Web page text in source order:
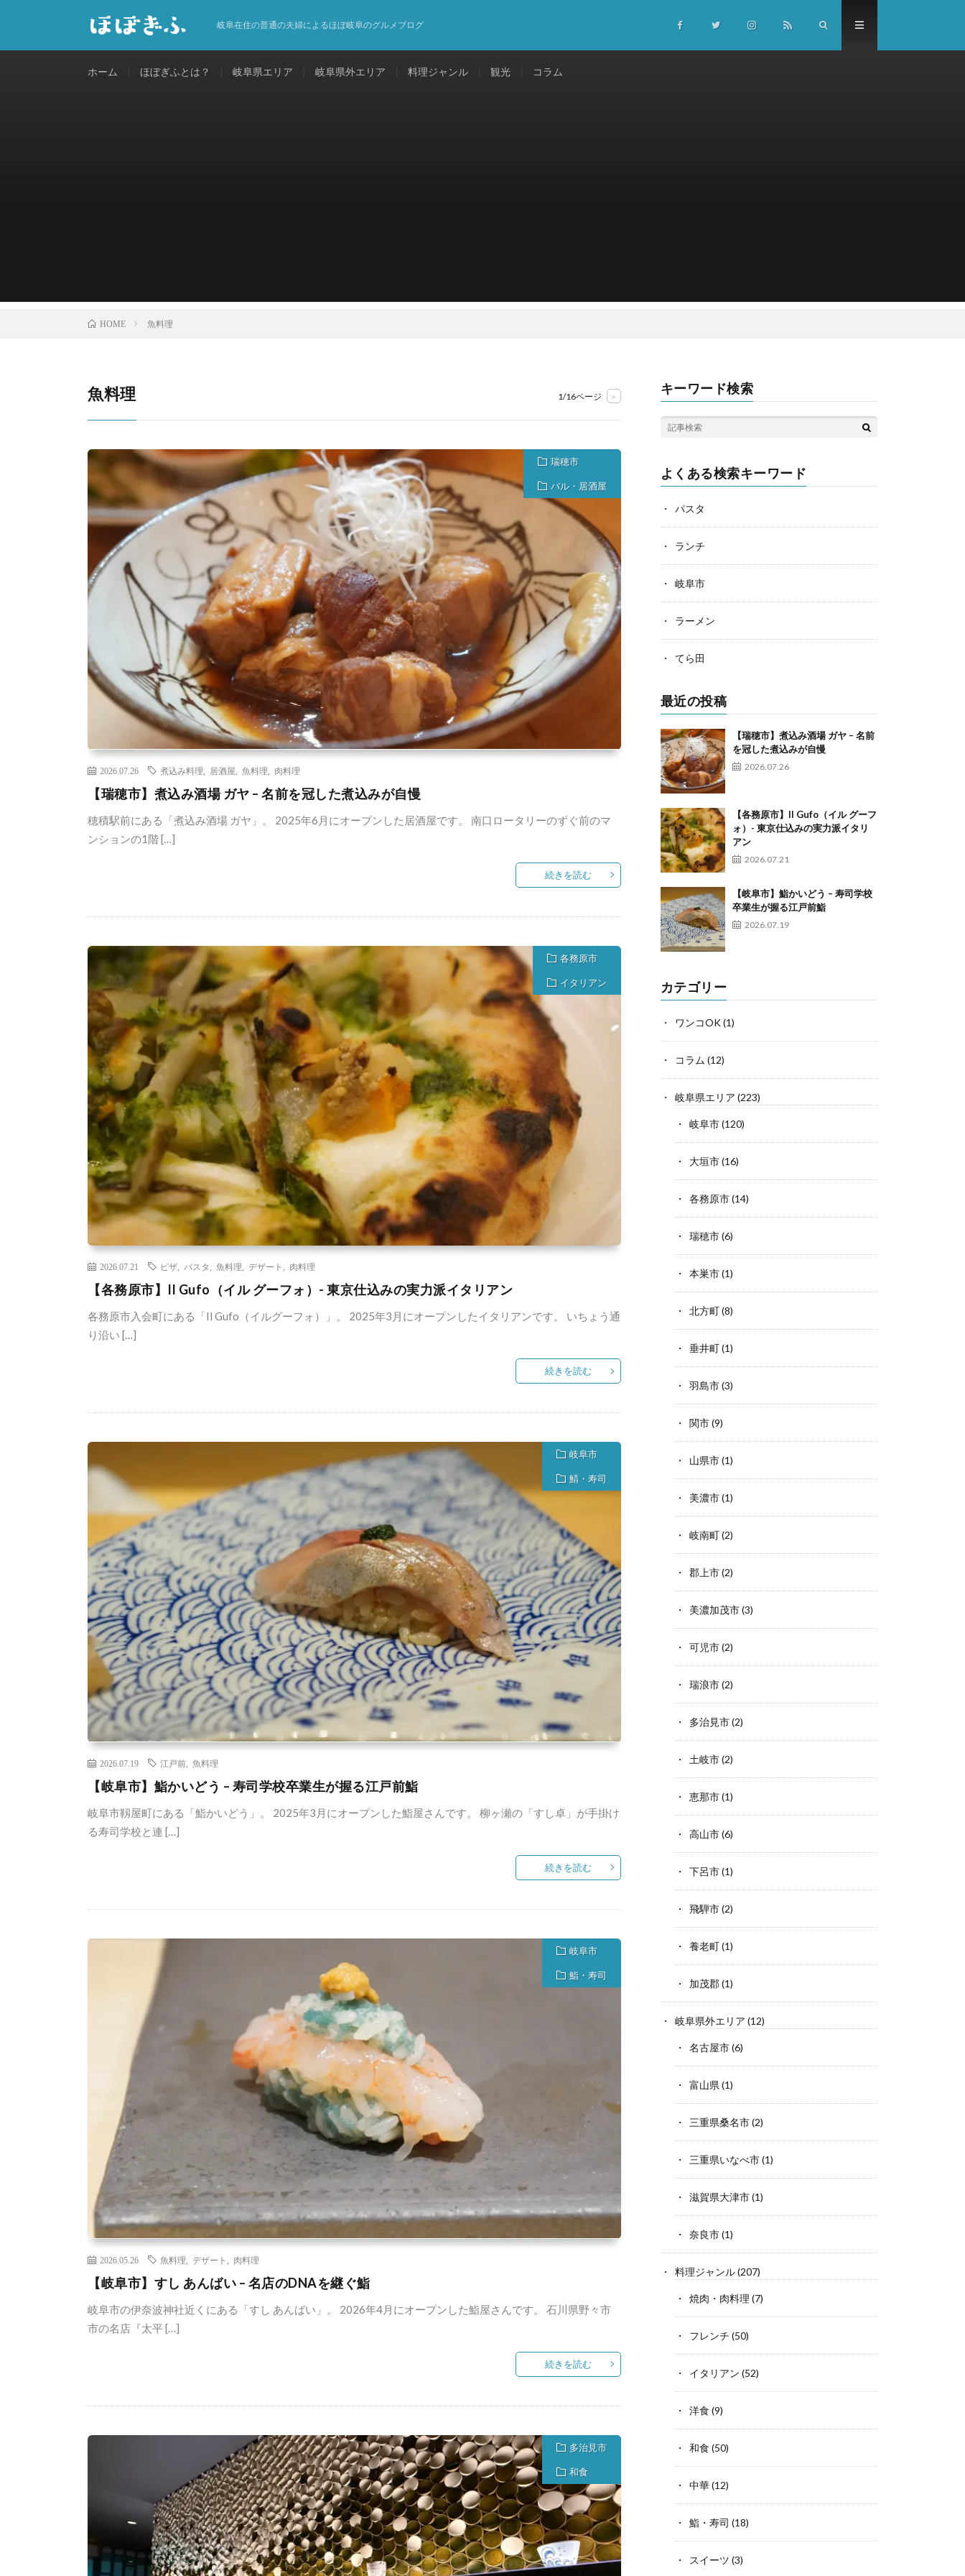
岐阜在住の普通の夫婦によるほぼ岐阜のグルメブログ
ホーム ほぼぎふとは？ 岐阜県エリア 岐阜県外エリア 料理ジャンル 観光 コラム
HOME 魚料理
魚料理 1/16ページ >
瑞穂市
バル・居酒屋
2026.07.26 煮込み料理 居酒屋 魚料理 肉料理
【瑞穂市】煮込み酒場 ガヤ – 名前を冠した煮込みが自慢
穂積駅前にある「煮込み酒場 ガヤ」。 2025年6月にオープンした居酒屋です。 南口ロータリーのずぐ前のマ
ンションの1階 […]
続きを読む
各務原市
イタリアン
2026.07.21 ピザ パスタ 魚料理 デザート 肉料理
【各務原市】Il Gufo（イル グーフォ）- 東京仕込みの実力派イタリアン
各務原市入会町にある「Il Gufo（イルグーフォ）」。 2025年3月にオープンしたイタリアンです。 いちょう通
り沿い […]
続きを読む
岐阜市
鯖・寿司
2026.07.19 江戸前 魚料理
【岐阜市】鮨かいどう – 寿司学校卒業生が握る江戸前鮨
岐阜市靱屋町にある「鮨かいどう」。 2025年3月にオープンした鮨屋さんです。 柳ヶ瀬の「すし卓」が手掛け
る寿司学校と連 […]
続きを読む
岐阜市
鮨・寿司
2026.05.26 魚料理 デザート 肉料理
【岐阜市】すし あんばい – 名店のDNAを継ぐ鮨
岐阜市の伊奈波神社近くにある「すし あんばい」。 2026年4月にオープンした鮨屋さんです。 石川県野々市
市の名店『太平 […]
続きを読む
多治見市
和食
キーワード検索
よくある検索キーワード
パスタ
ランチ
岐阜市
ラーメン
てら田
最近の投稿
【瑞穂市】煮込み酒場 ガヤ – 名前
を冠した煮込みが自慢
2026.07.26
【各務原市】Il Gufo（イル グーフ
ォ）- 東京仕込みの実力派イタリ
アン
2026.07.21
【岐阜市】鮨かいどう – 寿司学校
卒業生が握る江戸前鮨
2026.07.19
カテゴリー
ワンコOK(1)
コラム (12)
岐阜県エリア (223)
岐阜市(120)
大垣市(16)
各務原市(14)
瑞穂市(6)
本巣市(1)
北方町(8)
垂井町(1)
羽島市(3)
関市(9)
山県市(1)
美濃市(1)
岐南町(2)
郡上市(2)
美濃加茂市(3)
可児市(2)
瑞浪市(2)
多治見市(2)
土岐市(2)
恵那市(1)
高山市(6)
下呂市(1)
飛騨市(2)
養老町(1)
加茂郡(1)
岐阜県外エリア (12)
名古屋市(6)
富山県 (1)
三重県桑名市(2)
三重県いなべ市(1)
滋賀県大津市(1)
奈良市(1)
料理ジャンル(207)
焼肉・肉料理 (7)
フレンチ (50)
イタリアン (52)
洋食 (9)
和食 (50)
中華(12)
鮨・寿司 (18)
スイーツ (3)